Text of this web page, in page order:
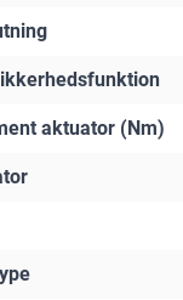
aktuator (Nm)